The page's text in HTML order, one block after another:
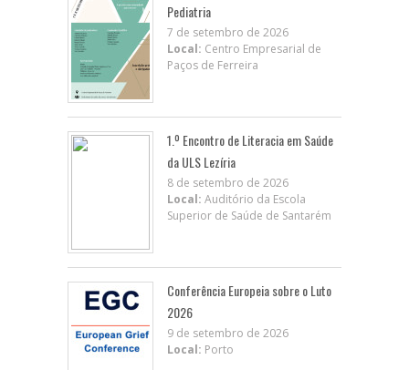
Pediatria
7 de setembro de 2026
Local: Centro Empresarial de
Paços de Ferreira
1.º Encontro de Literacia em Saúde
da ULS Lezíria
8 de setembro de 2026
Local: Auditório da Escola
Superior de Saúde de Santarém
Conferência Europeia sobre o Luto
2026
9 de setembro de 2026
Local: Porto